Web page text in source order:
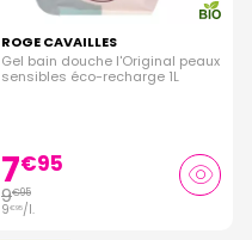
ROGE CAVAILLES
Gel bain douche l'Original peaux
sensibles éco-recharge 1L
7€95
9€95
9€95/l.